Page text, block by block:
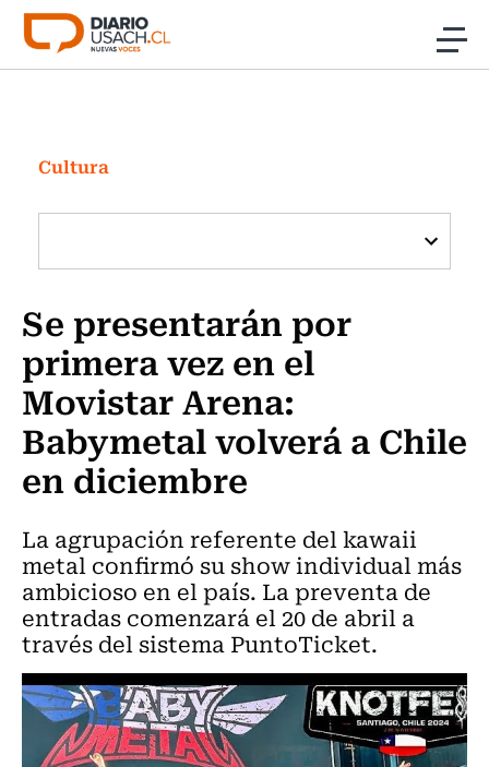
Click acá para ir directamente al contenido
Investigación
Cultura
Programas Radio y TV Usach
Cultura
Se presentarán por
primera vez en el
Movistar Arena:
Babymetal volverá a Chile
en diciembre
La agrupación referente del kawaii
metal confirmó su show individual más
ambicioso en el país. La preventa de
entradas comenzará el 20 de abril a
través del sistema PuntoTicket.